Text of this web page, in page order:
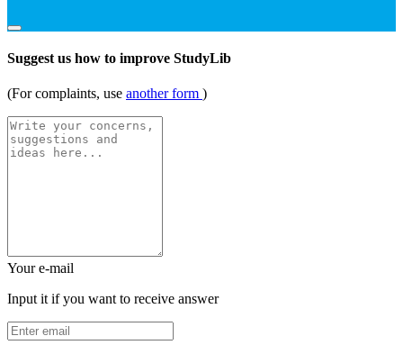
Suggest us how to improve StudyLib
(For complaints, use another form )
Your e-mail
Input it if you want to receive answer